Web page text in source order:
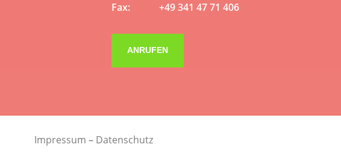
Fax: +49 341 47 71 406
ANRUFEN
Impressum – Datenschutz